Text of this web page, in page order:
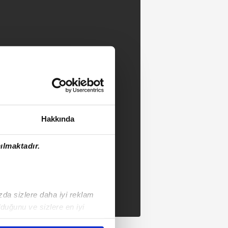
Hakkında
sizlere daha iyi reklam
ve sizlere en iyi